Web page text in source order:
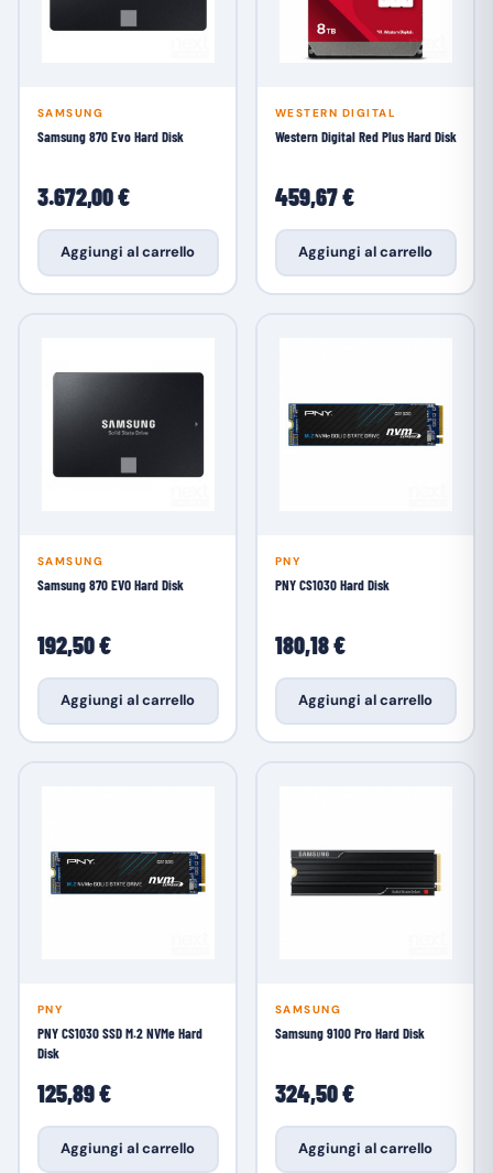
SAMSUNG
Samsung 870 Evo Hard Disk
3.672,00 €
Aggiungi al carrello
WESTERN DIGITAL
Western Digital Red Plus Hard Disk
459,67 €
Aggiungi al carrello
SAMSUNG
Samsung 870 EVO Hard Disk
192,50 €
Aggiungi al carrello
PNY
PNY CS1030 Hard Disk
180,18 €
Aggiungi al carrello
PNY
PNY CS1030 SSD M.2 NVMe Hard
Disk
125,89 €
Aggiungi al carrello
SAMSUNG
Samsung 9100 Pro Hard Disk
324,50 €
Aggiungi al carrello